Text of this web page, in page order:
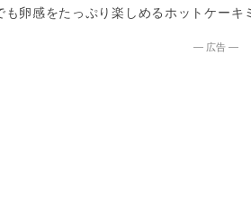
も卵感をたっぷり楽しめるホットケーキ
― 広告 ―